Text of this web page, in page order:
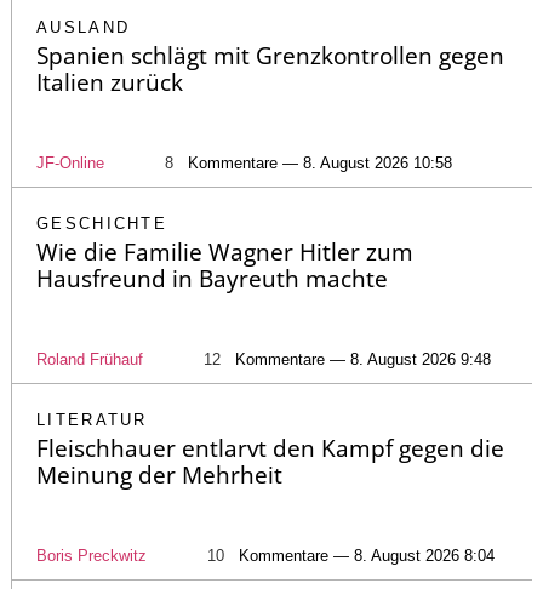
AUSLAND
Spanien schlägt mit Grenzkontrollen gegen
Italien zurück
JF-Online 8 Kommentare — 8. August 2026 10:58
GESCHICHTE
Wie die Familie Wagner Hitler zum
Hausfreund in Bayreuth machte
Roland Frühauf 12 Kommentare — 8. August 2026 9:48
LITERATUR
Fleischhauer entlarvt den Kampf gegen die
Meinung der Mehrheit
Boris Preckwitz 10 Kommentare — 8. August 2026 8:04